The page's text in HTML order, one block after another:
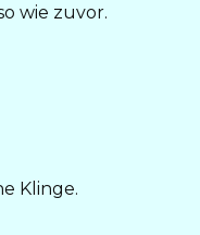
wie zuvor.
Klinge.